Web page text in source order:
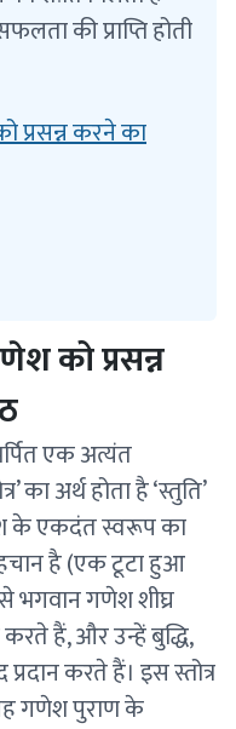
की प्राप्ति होती
प्रसन्न करने का
को प्रसन्न
एक अत्यंत
का अर्थ होता है ‘स्तुति’
के एकदंत स्वरूप का
है (एक टूटा हुआ
भगवान गणेश शीघ्र
करते हैं, और उन्हें बुद्धि,
करते हैं। इस स्तोत्र
गणेश पुराण के